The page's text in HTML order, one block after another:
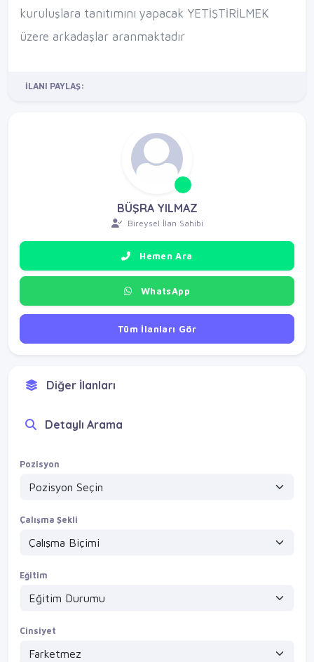
kuruluşlara tanıtımını yapacak YETİŞTİRİLMEK
üzere arkadaşlar aranmaktadır
İLANI PAYLAŞ:
BÜŞRA YILMAZ
Bireysel İlan Sahibi
Hemen Ara
WhatsApp
Tüm İlanları Gör
Diğer İlanları
Detaylı Arama
Pozisyon
Çalışma Şekli
Eğitim
Cinsiyet